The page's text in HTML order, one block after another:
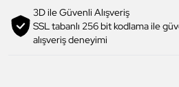
3D ile Güvenli Alışveriş
SSL tabanlı 256 bit kodlama ile
alışveriş deneyimi